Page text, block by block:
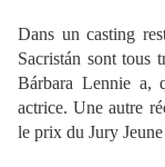
Dans un casting
Sacristán sont tous
Bárbara Lennie a,
actrice. Une autre
le prix du Jury